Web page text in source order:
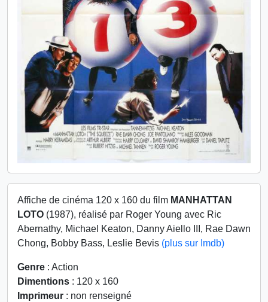
Affiche de cinéma 120 x 160 du film MANHATTAN
LOTO (1987), réalisé par Roger Young avec Ric
Abernathy, Michael Keaton, Danny Aiello III, Rae Dawn
Chong, Bobby Bass, Leslie Bevis (plus sur Imdb)
Genre : Action
Dimentions : 120 x 160
Imprimeur : non renseigné